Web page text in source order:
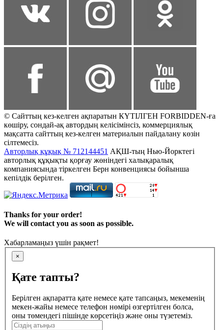
© Сайттың кез-келген ақпаратын КҮТІЛГЕН FORBIDDEN-ға
көшіру, сондай-ақ автордың келісімінсіз, коммерциялық
мақсатта сайттың кез-келген материалын пайдалану көзін
сілтемесіз.
Авторлық құқық № 712144451 АҚШ-тың Нью-Йорктегі
авторлық құқықты қорғау жөніндегі халықаралық
компаниясында тіркелген Берн конвенциясы бойынша
кепілдік берілген.
Thanks for your order!
We will contact you as soon as possible.
Хабарламаңыз үшін рақмет!
×
Қате тапты?
Берілген ақпаратта қате немесе қате тапсаңыз, мекеменің
мекен-жайы немесе телефон нөмірі өзгертілген болса,
оны төмендегі пішінде көрсетіңіз және оны түзетеміз.